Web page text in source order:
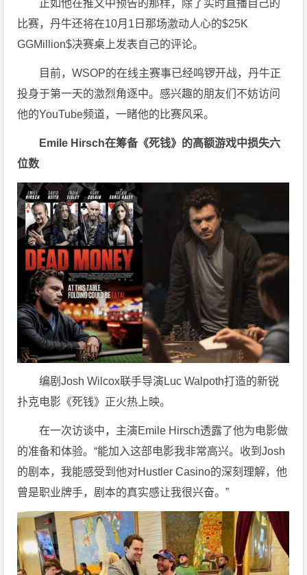
正如他在推文中预告的那样，除了实时直播自己的
比赛，丹牛还将在10月1日那场激动人心的$25K
GGMillion$决赛桌上发表自己的评论。
目前，WSOP的在线主赛事已经鸣锣开战，丹牛正
投身于第一天的激烈角逐中。感兴趣的朋友们不妨访问
他的YouTube频道，一睹他的比赛风采。
Emile Hirsch在筹备《死钱》的高额游戏中损失六
位数
编剧Josh Wilcox联手导演Luc Walpoth打造的新锐
扑克电影《死钱》正火热上映。
在一次访谈中，主演Emile Hirsch透露了他为电影做
的准备和体验。“能加入这部电影我非常高兴。收到Josh
的剧本，我能感受到他对Hustler Casino的深刻理解，他
曾是职业牌手，剧本的真实感让我很兴奋。”